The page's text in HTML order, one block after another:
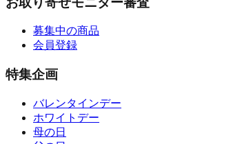
募集中の商品
会員登録
特集企画
バレンタインデー
ホワイトデー
母の日